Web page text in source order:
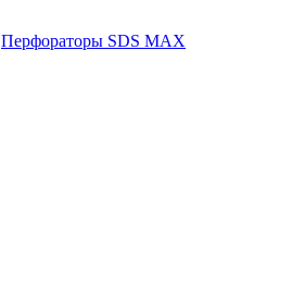
Перфораторы SDS MAX